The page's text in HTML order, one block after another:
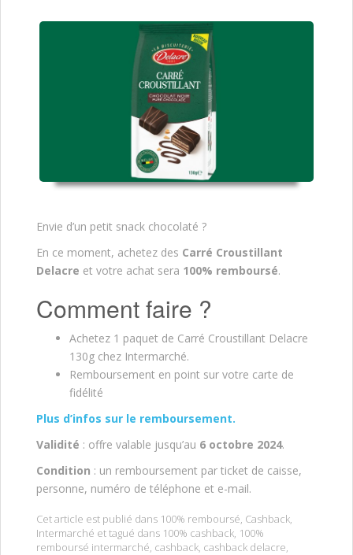
Envie d’un petit snack chocolaté ?
En ce moment, achetez des Carré Croustillant
Delacre et votre achat sera 100% remboursé.
Comment faire ?
Achetez 1 paquet de Carré Croustillant Delacre
130g chez Intermarché.
Remboursement en point sur votre carte de
fidélité
Plus d’infos sur le remboursement.
Validité : offre valable jusqu’au 6 octobre 2024.
Condition : un remboursement par ticket de caisse,
personne, numéro de téléphone et e-mail.
Cet article est publié dans 100% remboursé, Cashback,
Intermarché et tagué dans 100% cashback, 100%
remboursé intermarché, cashback, cashback delacre,